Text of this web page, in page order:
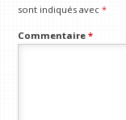
sont indiqués avec*
Commentaire*